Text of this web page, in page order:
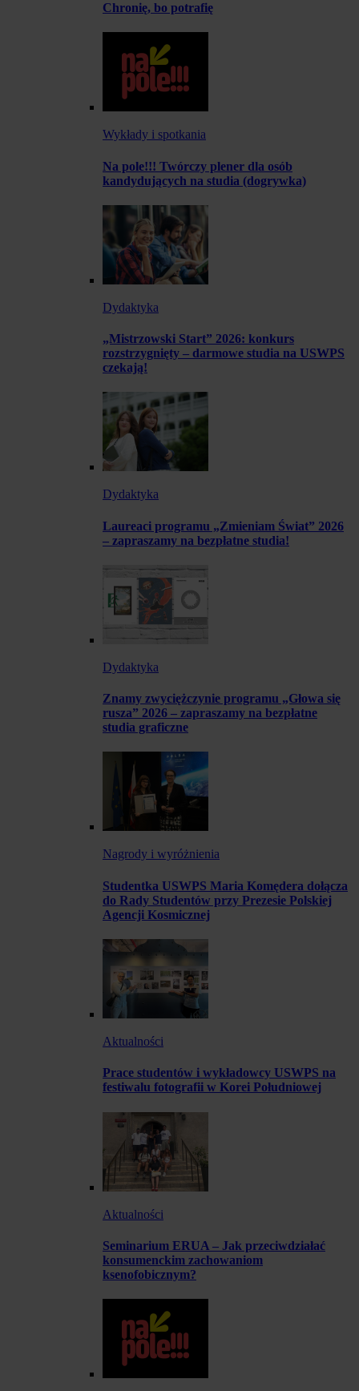
Chronię, bo potrafię
Wykłady i spotkania
Na pole!!! Twórczy plener dla osób
kandydujących na studia (dogrywka)
Dydaktyka
„Mistrzowski Start” 2026: konkurs
rozstrzygnięty – darmowe studia na USWPS
czekają!
Dydaktyka
Laureaci programu „Zmieniam Świat” 2026
– zapraszamy na bezpłatne studia!
Dydaktyka
Znamy zwyciężczynie programu „Głowa się
rusza” 2026 – zapraszamy na bezpłatne
studia graficzne
Nagrody i wyróżnienia
Studentka USWPS Maria Komędera dołącza
do Rady Studentów przy Prezesie Polskiej
Agencji Kosmicznej
Aktualności
Prace studentów i wykładowcy USWPS na
festiwalu fotografii w Korei Południowej
Aktualności
Seminarium ERUA – Jak przeciwdziałać
konsumenckim zachowaniom
ksenofobicznym?